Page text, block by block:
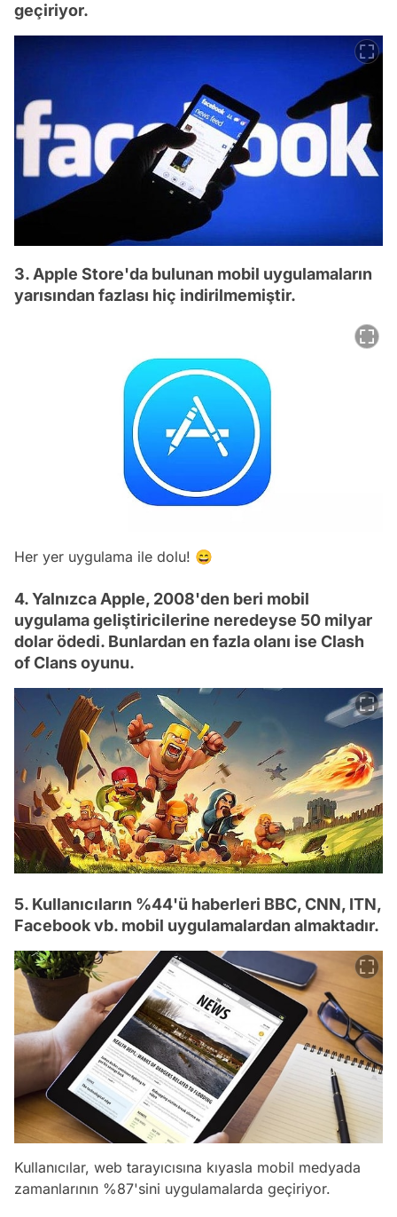
geçiriyor.
3. Apple Store'da bulunan mobil uygulamaların
yarısından fazlası hiç indirilmemiştir.
Her yer uygulama ile dolu! 😄
4. Yalnızca Apple, 2008'den beri mobil
uygulama geliştiricilerine neredeyse 50 milyar
dolar ödedi. Bunlardan en fazla olanı ise Clash
of Clans oyunu.
5. Kullanıcıların %44'ü haberleri BBC, CNN, ITN,
Facebook vb. mobil uygulamalardan almaktadır.
Kullanıcılar, web tarayıcısına kıyasla mobil medyada
zamanlarının %87'sini uygulamalarda geçiriyor.